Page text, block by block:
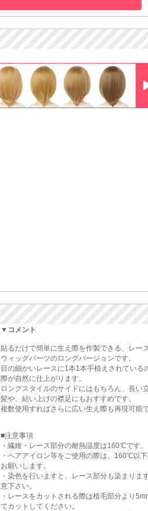
▼コメント
貼るだけで簡単に生え際を作製できる、レー
ウィッグパーツのロングバージョンです。
目の細かいレースに1本1本手植えされている
際が自然に仕上がります。
ロングスタイルのサイドにはもちろん、長い
髪や、結い上げの襟足にもおすすめです。
複数使用すればさらに広い生え際も再現可能で
■注意事項
・繊維・レース部分の耐熱温度は160℃です。
・ヘアアイロン等をご使用の際は、160℃以
お願いします。
・染色を行いますと、レース部分も染まりま
意下さい。
・レースをカットされる際は植毛部分より
てカットしてください。